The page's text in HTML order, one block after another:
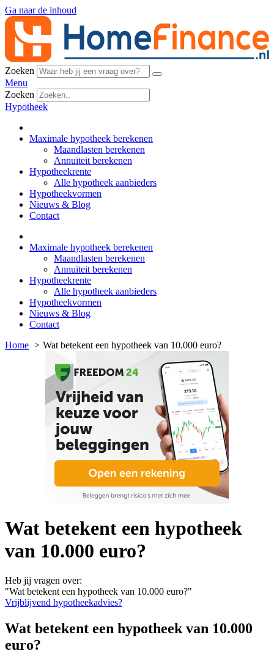
Ga naar de inhoud
Zoeken
Menu
Zoeken
Hypotheek
Maximale hypotheek berekenen
Maandlasten berekenen
Annuïteit berekenen
Hypotheekrente
Alle hypotheek aanbieders
Hypotheekvormen
Nieuws & Blog
Contact
Maximale hypotheek berekenen
Maandlasten berekenen
Annuïteit berekenen
Hypotheekrente
Alle hypotheek aanbieders
Hypotheekvormen
Nieuws & Blog
Contact
Home
Wat betekent een hypotheek van 10.000 euro?
Wat betekent een hypotheek
van 10.000 euro?
Heb jij vragen over:
"Wat betekent een hypotheek van 10.000 euro?"
Vrijblijvend hypotheekadvies?
Wat betekent een hypotheek van 10.000
euro?